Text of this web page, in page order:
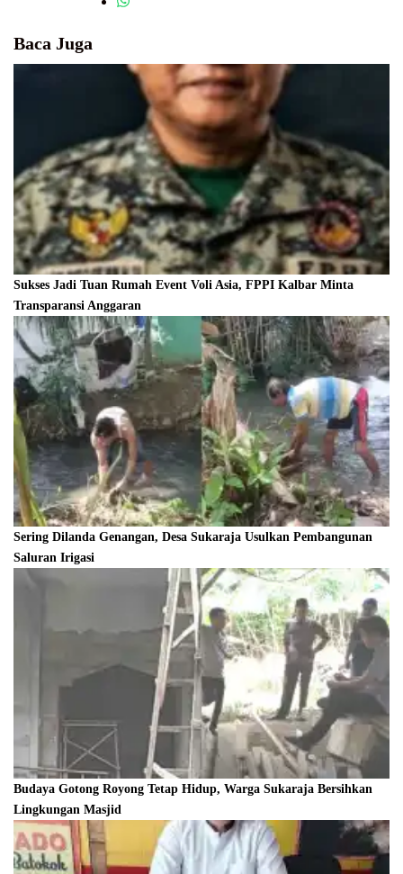
Baca Juga
Sukses Jadi Tuan Rumah Event Voli Asia, FPPI Kalbar Minta
Transparansi Anggaran
Sering Dilanda Genangan, Desa Sukaraja Usulkan Pembangunan
Saluran Irigasi
Budaya Gotong Royong Tetap Hidup, Warga Sukaraja Bersihkan
Lingkungan Masjid